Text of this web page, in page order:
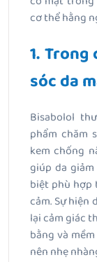
cơ thể hằng
1.
sóc da
Bisabolol
phẩm chăm
kem chống
giúp da
biệt phù hợp
cảm. Sự hiện
lại cảm giác
bằng và
nên nhẹ